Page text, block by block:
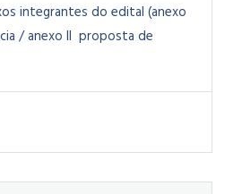
integrantes do edital (anexo
/ anexo ll proposta de